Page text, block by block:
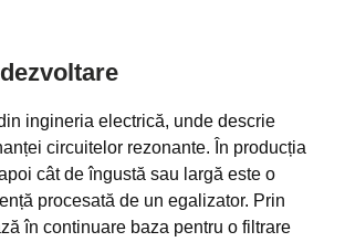
ingineria electrică, unde descrie
circuitelor rezonante. În producția
cât de îngustă sau largă este o
procesată de un egalizator. Prin
în continuare baza pentru o filtrare